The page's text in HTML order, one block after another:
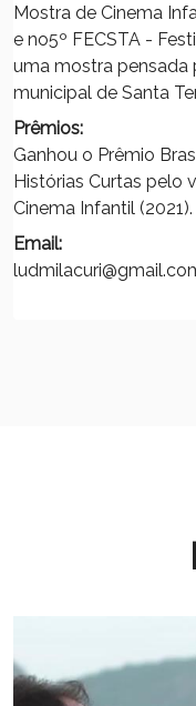
Mostra de Cinema
e no5º FECSTA -
uma mostra pensada
municipal de Santa
Prêmios:
Ganhou o Prêmio
Histórias Curtas pelo
Cinema Infantil (2021).
Email: